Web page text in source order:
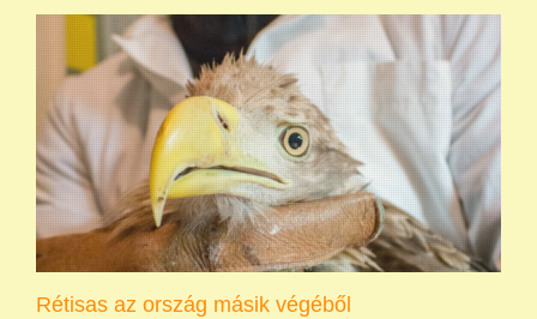
Rétisas az ország másik végéből